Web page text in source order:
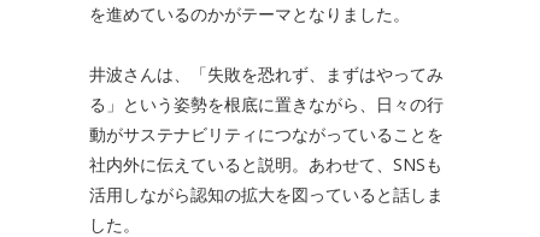
を進めているのかがテーマとなりました。
井波さんは、「失敗を恐れず、まずはやってみ
る」という姿勢を根底に置きながら、日々の行
動がサステナビリティにつながっていることを
社内外に伝えていると説明。あわせて、SNSも
活用しながら認知の拡大を図っていると話しま
した。